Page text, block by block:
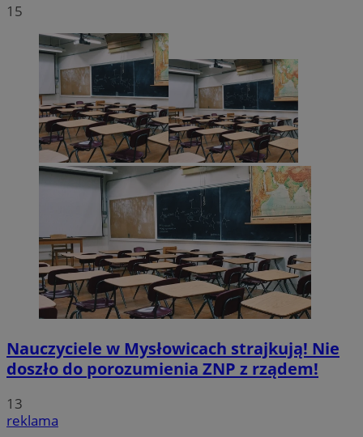
15
Nauczyciele w Mysłowicach strajkują! Nie
doszło do porozumienia ZNP z rządem!
13
reklama